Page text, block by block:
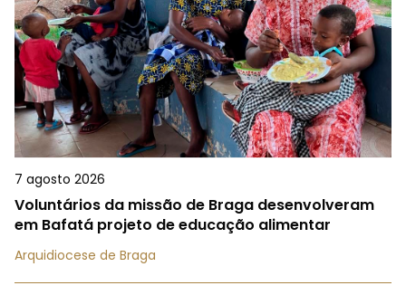
7 agosto 2026
Voluntários da missão de Braga desenvolveram
em Bafatá projeto de educação alimentar
Arquidiocese de Braga